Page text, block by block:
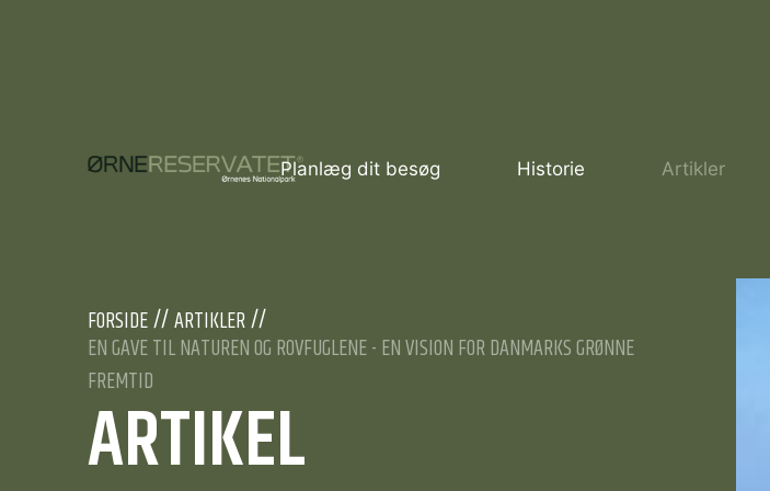
Planlæg dit besøg Historie Artikler
FORSIDE
ARTIKLER
EN GAVE TIL NATUREN OG ROVFUGLENE - EN VISION FOR DANMARKS GRØNNE
FREMTID
ARTIKEL